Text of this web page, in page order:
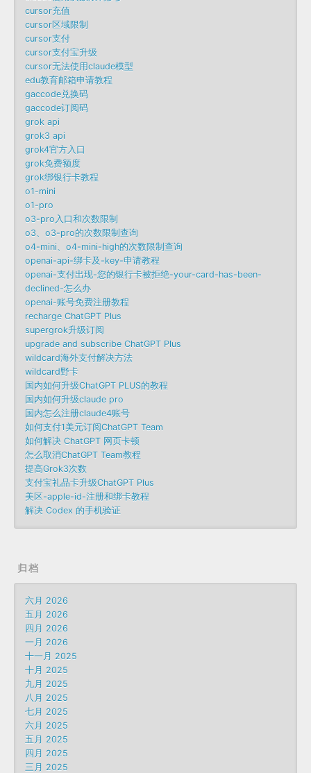
cursor充值
cursor区域限制
cursor支付
cursor支付宝升级
cursor无法使用claude模型
edu教育邮箱申请教程
gaccode兑换码
gaccode订阅码
grok api
grok3 api
grok4官方入口
grok免费额度
grok绑银行卡教程
o1-mini
o1-pro
o3-pro入口和次数限制
o3、o3-pro的次数限制查询
o4-mini、o4-mini-high的次数限制查询
openai-api-绑卡及-key-申请教程
openai-支付出现-您的银行卡被拒绝-your-card-has-been-
declined-怎么办
openai-账号免费注册教程
recharge ChatGPT Plus
supergrok升级订阅
upgrade and subscribe ChatGPT Plus
wildcard海外支付解决方法
wildcard野卡
国内如何升级ChatGPT PLUS的教程
国内如何升级claude pro
国内怎么注册claude4账号
如何支付1美元订阅ChatGPT Team
如何解决 ChatGPT 网页卡顿
怎么取消ChatGPT Team教程
提高Grok3次数
支付宝礼品卡升级ChatGPT Plus
美区-apple-id-注册和绑卡教程
解决 Codex 的手机验证
归档
六月 2026
五月 2026
四月 2026
一月 2026
十一月 2025
十月 2025
九月 2025
八月 2025
七月 2025
六月 2025
五月 2025
四月 2025
三月 2025